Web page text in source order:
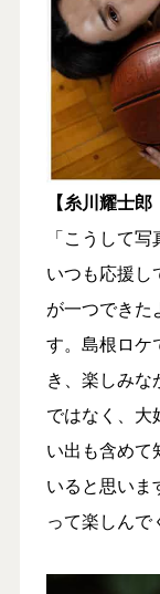
【糸川耀士
「こうして
いつも応援し
が一つできた
す。島根ロケ
き、楽しみ
ではなく、大
い出も含めて
いると思いま
って楽しんで